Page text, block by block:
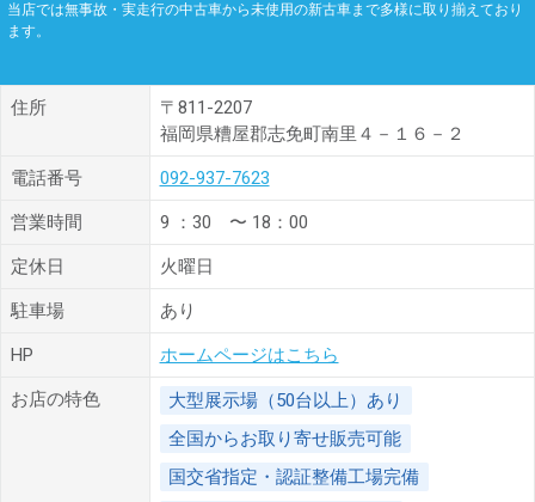
当店では無事故・実走行の中古車から未使用の新古車まで多様に取り揃えており
ます。
住所
〒811-2207
福岡県糟屋郡志免町南里４－１６－２
電話番号 092-937-7623
営業時間 9 ：30 〜 18：00
定休日 火曜日
駐車場 あり
HP ホームページはこちら
お店の特色
大型展示場（50台以上）あり
全国からお取り寄せ販売可能
国交省指定・認証整備工場完備